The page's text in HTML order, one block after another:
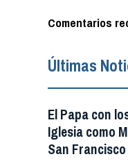
Comentarios
Últimas
El Papa con
Iglesia como
San Francisco